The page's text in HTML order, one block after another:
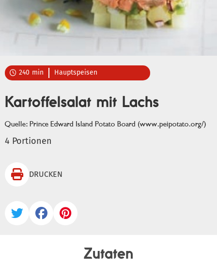
 240 min Hauptspeisen
Kartoffelsalat mit Lachs
Quelle: Prince Edward Island Potato Board (www.peipotato.org/)
4 Portionen
 DRUCKEN
  
Zutaten